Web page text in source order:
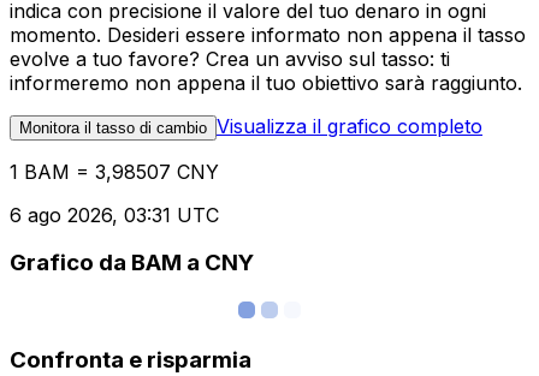
indica con precisione il valore del tuo denaro in ogni
momento. Desideri essere informato non appena il tasso
evolve a tuo favore? Crea un avviso sul tasso: ti
informeremo non appena il tuo obiettivo sarà raggiunto.
Monitora il tasso di cambio Visualizza il grafico completo
1 BAM = 3,98507 CNY
6 ago 2026, 03:31 UTC
Grafico da BAM a CNY
Confronta e risparmia